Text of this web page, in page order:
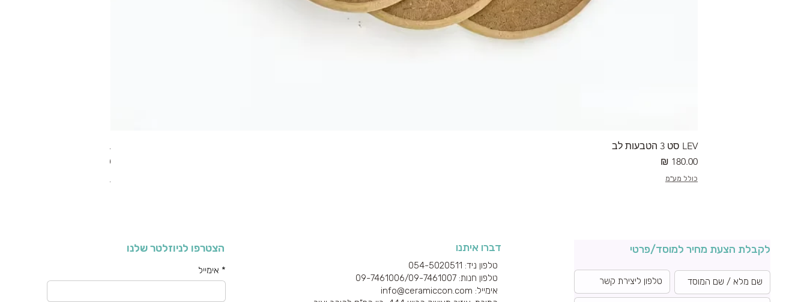
LEV סט 3 הטבעות לב
מחיר
כולל מע"מ
RA מערוך טקסטורה
מחיר רגיל
הצטרפו לניוזלטר שלנו
* אימייל
דברו איתנו
טלפון ניד: 054-5020511
טלפון חנות: 09-7461006/09-7461007
אימייל: info@ceramiccon.com
לקבלת הצעת מחיר למוסד/פרטי